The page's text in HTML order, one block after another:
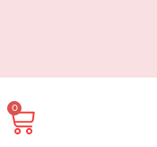
0
Varukorg